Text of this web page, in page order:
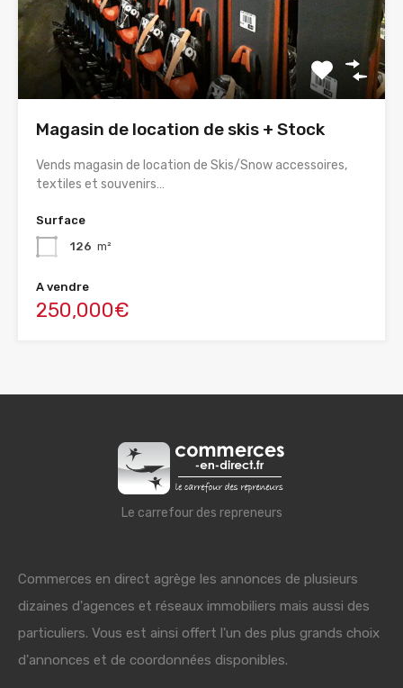
Magasin de location de skis + Stock
Vends magasin de location de Skis/Snow accessoires,
textiles et souvenirs…
Surface
126 m²
A vendre
250,000€
Le carrefour des repreneurs
Commerces en direct agrège les annonces de plusieurs
dizaines d'agences et réseaux immobiliers mais aussi des
particuliers. Vous est ainsi offert l'un des plus grands choix
d'annonces et de coordonnées disponibles.